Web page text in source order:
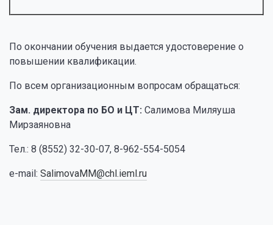
По окончании обучения выдается удостоверение о
повышении квалификации.
По всем организационным вопросам обращаться:
Зам. директора по БО и ЦТ: Салимова Миляуша
Мирзаяновна
Тел.: 8 (8552) 32-30-07, 8-962-554-5054
e-mail: SalimovaMM@chl.ieml.ru